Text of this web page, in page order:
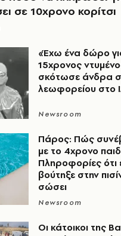
σε 10χρονο κορίτσι
«Έχω ένα δώρο
15χρονος
σκότωσε άνδρα
λεωφορείου στο
Newsroom
Πάρος: Πώς
με το 4χρονο
Πληροφορίες ότι
βούτηξε στην
σώσει
Newsroom
Οι κάτοικοι της